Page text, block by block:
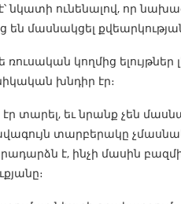
նկատի ունենալով, որ
են մասնակցել
կողմից ելույթներ
խնդիր էր։
եւ նրանք չեն
տարբերակը
է, ինչի մասին